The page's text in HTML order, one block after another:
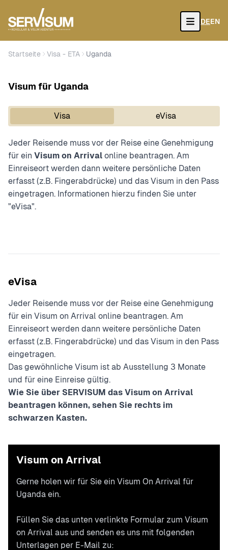
Open
DEEN
Startseite Visa - ETA Uganda
Visum für Uganda
Visa eVisa
Jeder Reisende muss vor der Reise eine Genehmigung
für ein Visum on Arrival online beantragen. Am
Einreiseort werden dann weitere persönliche Daten
erfasst (z.B. Fingerabdrücke) und das Visum in den Pass
eingetragen. Informationen hierzu finden Sie unter
"eVisa".
eVisa
Jeder Reisende muss vor der Reise eine Genehmigung
für ein Visum on Arrival online beantragen. Am
Einreiseort werden dann weitere persönliche Daten
erfasst (z.B. Fingerabdrücke) und das Visum in den Pass
eingetragen.
Das gewöhnliche Visum ist ab Ausstellung 3 Monate
und für eine Einreise gültig.
Wie Sie über SERVISUM das Visum on Arrival
beantragen können, sehen Sie rechts im
schwarzen Kasten.
Visum on Arrival
Gerne holen wir für Sie ein Visum On Arrival für
Uganda ein.
Füllen Sie das unten verlinkte Formular zum Visum
on Arrival aus und senden es uns mit folgenden
Unterlagen per E-Mail zu: